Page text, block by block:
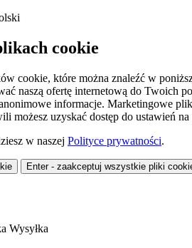
cookie
cookie, które można znaleźć w
naszą ofertę internetową do Twoich
informacje. Marketingowe
możesz uzyskać dostęp do ustawień
w naszej Polityce prywatności.
Enter - zaakceptuj wszystkie pliki
Wysyłka